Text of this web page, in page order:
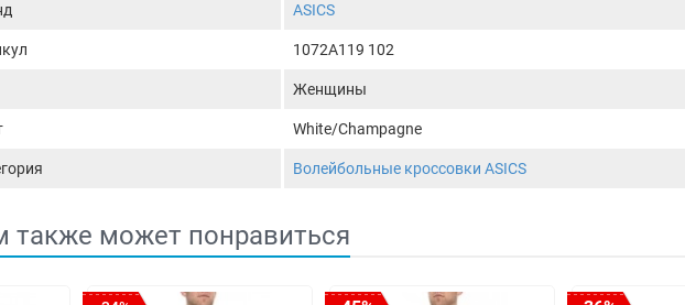
ASICS
1072A119 102
Женщины
White/Champagne
Волейбольные кроссовки ASICS
также может понравиться